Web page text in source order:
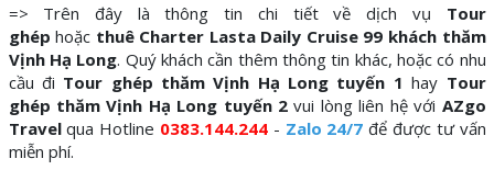
=> Trên đây là thông tin chi tiết về dịch vụ Tour
ghép hoặc thuê Charter Lasta Daily Cruise 99 khách thăm
Vịnh Hạ Long. Quý khách cần thêm thông tin khác, hoặc có nhu
cầu đi Tour ghép thăm Vịnh Hạ Long tuyến 1 hay Tour
ghép thăm Vịnh Hạ Long tuyến 2 vui lòng liên hệ với AZgo
Travelqua Hotline 0383.144.244- Zalo 24/7 để được tư vấn
miễn phí.